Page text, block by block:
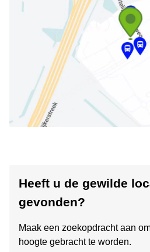
Heeft u de gewilde
gevonden?
Maak een zoekopdracht aan
hoogte gebracht te worden.